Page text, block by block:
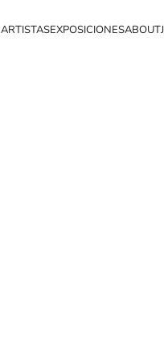
ARTISTASEXPOSICIONESABOUT